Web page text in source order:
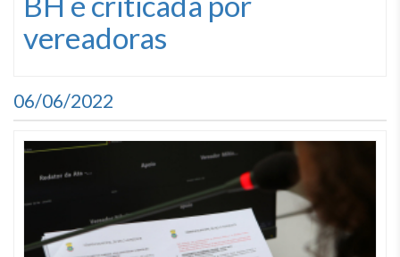
vereadoras
06/06/2022